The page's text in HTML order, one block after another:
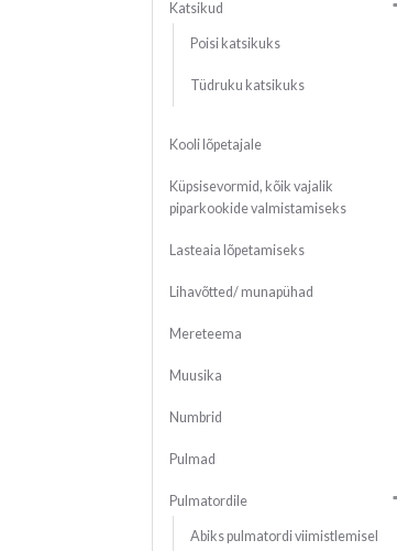
Katsikud
Poisi katsikuks
Tüdruku katsikuks
Kooli lõpetajale
Küpsisevormid, kõik vajalik
piparkookide valmistamiseks
Lasteaia lõpetamiseks
Lihavõtted/ munapühad
Mereteema
Muusika
Numbrid
Pulmad
Pulmatordile
Abiks pulmatordi viimistlemisel